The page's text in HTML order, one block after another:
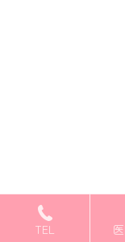
TELCOPYRIGHT